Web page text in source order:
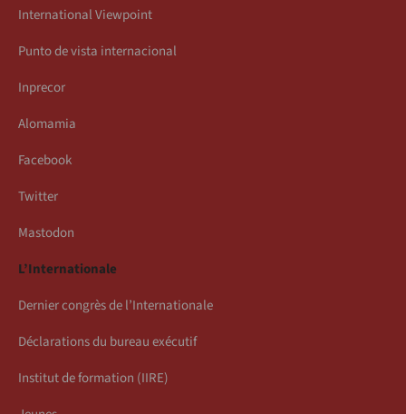
International Viewpoint
Punto de vista internacional
Inprecor
Alomamia
Facebook
Twitter
Mastodon
L’Internationale
Dernier congrès de l’Internationale
Déclarations du bureau exécutif
Institut de formation (IIRE)